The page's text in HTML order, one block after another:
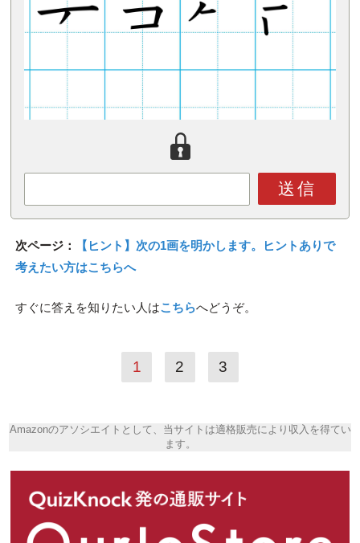
送信
次ページ：
【ヒント】次の1画を明かします。ヒントありで
考えたい方はこちらへ
すぐに答えを知りたい人はこちらへどうぞ。
1 2 3
Amazonのアソシエイトとして、当サイトは適格販売により収入を得てい
ます。